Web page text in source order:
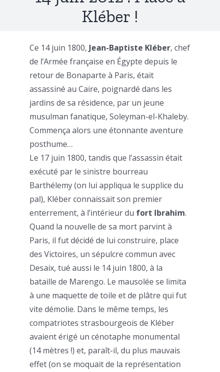
Kléber !
Ce 14 juin 1800, Jean-Baptiste Kléber, chef
de l’Armée française en Égypte depuis le
retour de Bonaparte à Paris, était
assassiné au Caire, poignardé dans les
jardins de sa résidence, par un jeune
musulman fanatique, Soleyman-el-Khaleby.
Commença alors une étonnante aventure
posthume…
Le 17 juin 1800, tandis que l’assassin était
exécuté par le sinistre bourreau
Barthélemy (on lui appliqua le supplice du
pal), Kléber connaissait son premier
enterrement, à l’intérieur du fort Ibrahim.
Quand la nouvelle de sa mort parvint à
Paris, il fut décidé de lui construire, place
des Victoires, un sépulcre commun avec
Desaix, tué aussi le 14 juin 1800, à la
bataille de Marengo. Le mausolée se limita
à une maquette de toile et de plâtre qui fut
vite démolie. Dans le même temps, les
compatriotes strasbourgeois de Kléber
avaient érigé un cénotaphe monumental
(14 mètres !) et, paraît-il, du plus mauvais
effet (on se moquait de la représentation